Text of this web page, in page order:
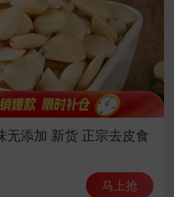
无添加 新货 正宗去皮食
马上抢